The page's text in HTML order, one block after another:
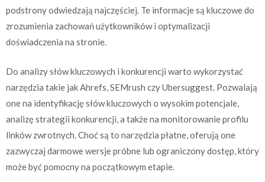
podstrony odwiedzają najczęściej. Te informacje są kluczowe do
zrozumienia zachowań użytkowników i optymalizacji
doświadczenia na stronie.
Do analizy słów kluczowych i konkurencji warto wykorzystać
narzędzia takie jak Ahrefs, SEMrush czy Ubersuggest. Pozwalają
one na identyfikację słów kluczowych o wysokim potencjale,
analizę strategii konkurencji, a także na monitorowanie profilu
linków zwrotnych. Choć są to narzędzia płatne, oferują one
zazwyczaj darmowe wersje próbne lub ograniczony dostęp, który
może być pomocny na początkowym etapie.